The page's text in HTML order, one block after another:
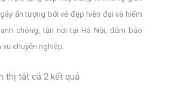
ấn tượng bởi vẻ đẹp hiện đại và hiếm
chóng, tận nơi tại Hà Nội, đảm bảo
chuyên nghiệp.
thị tất cả 2 kết quảĐã